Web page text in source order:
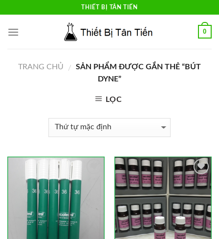
content
THIẾT BỊ TÂN TIẾN
0
TRANG CHỦ /
SẢN PHẨM ĐƯỢC GẮN THẺ “BÚT
DYNE”
LỌC
Add to
Add to
Wishlist